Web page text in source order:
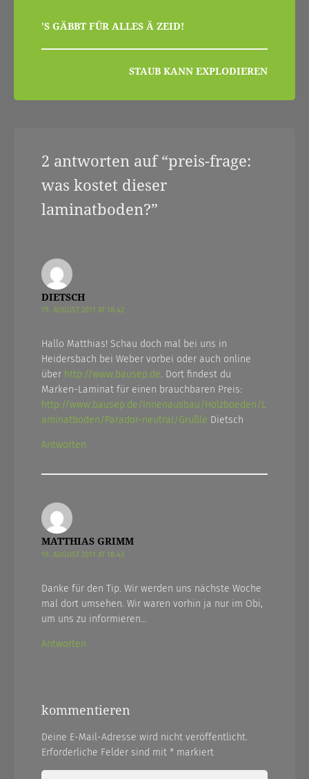
beitragsnavigation
’S GÄBBT FÜR ALLES Ä ZEID!
STAUB KANN EXPLODIEREN
2 antworten auf “preis-frage:
was kostet dieser
laminatboden?”
DIETSCH
19. AUGUST 2011 AT 18.42
Hallo Matthias! Schau doch mal bei uns in
Heidersbach bei Weber vorbei oder auch online
über http://www.bausep.de. Dort findest du
Marken-Laminat für einen brauchbaren Preis:
http://www.bausep.de/Innenausbau/Holzboeden/L
aminatboden/Parador-neutral/Grüßle Dietsch
Antworten
MATTHIAS GRIMM
19. AUGUST 2011 AT 18.43
Danke für den Tip. Wir werden uns nächste Woche
mal dort umsehen. Wir waren vorhin ja nur im Obi,
um uns zu informieren…
Antworten
kommentieren
Deine E-Mail-Adresse wird nicht veröffentlicht.
Erforderliche Felder sind mit * markiert